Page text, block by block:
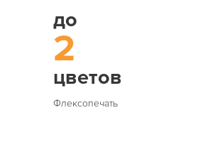
до
2
цветов
Флексопечать